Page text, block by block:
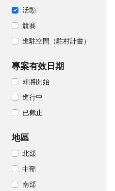
活動
競賽
進駐空間（駐村計畫）
專案有效日期
即將開始
進行中
已截止
地區
北部
中部
南部